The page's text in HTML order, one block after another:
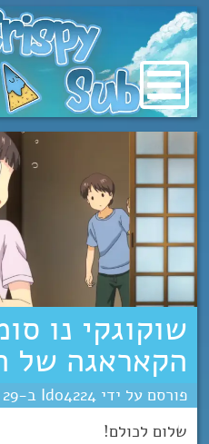
מעבר
לתוכן
הקאראגה של
Ido4224
29
שלום לכולם!